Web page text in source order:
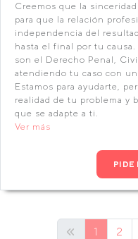
Creemos que la
para que la relación
independencia del
hasta el final por tu
son el Derecho Penal,
atendiendo tu caso con
Estamos para ayudarte,
realidad de tu problema y
que se adapte a ti.
Ver más
PIDE
1 2